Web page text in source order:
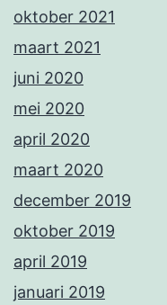
oktober 2021
maart 2021
juni 2020
mei 2020
april 2020
maart 2020
december 2019
oktober 2019
april 2019
januari 2019